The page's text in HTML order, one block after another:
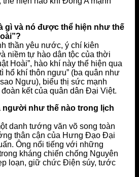
gì và nó được thể hiện như thế
thần yêu nước, ý chí kiên
niềm tự hào dân tộc của thời
Hoài”, hào khí này thể hiện qua
hổ khí thôn ngưu” (ba quân như
Ngưu), biểu thị sức mạnh
kết của quân dân Đại Việt.
người như thế nào trong lịch
danh tướng văn võ song toàn
thân cận của Hưng Đạo Đại
Ông nổi tiếng với những
kháng chiến chống Nguyên
loạn, giữ chức Điện súy, tước